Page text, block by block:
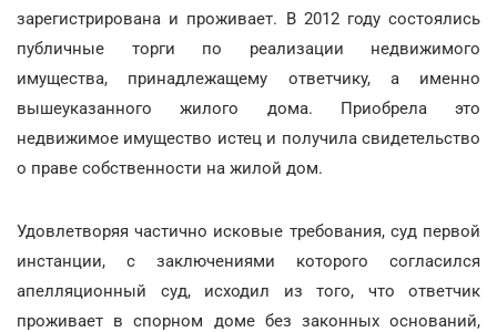
зарегистрирована и проживает. В 2012 году состоялись
публичные торги по реализации недвижимого
имущества, принадлежащему ответчику, а именно
вышеуказанного жилого дома. Приобрела это
недвижимое имущество истец и получила свидетельство
о праве собственности на жилой дом.
Удовлетворяя частично исковые требования, суд первой
инстанции, с заключениями которого согласился
апелляционный суд, исходил из того, что ответчик
проживает в спорном доме без законных оснований,